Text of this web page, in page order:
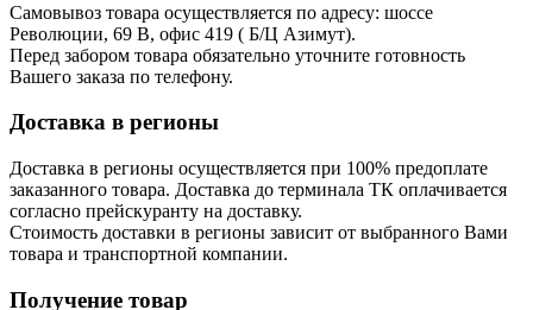
Самовывоз товара осуществляется по адресу: шоссе
Революции, 69 В, офис 419 ( Б/Ц Азимут).
Перед забором товара обязательно уточните готовность
Вашего заказа по телефону.
Доставка в регионы
Доставка в регионы осуществляется при 100% предоплате
заказанного товара. Доставка до терминала ТК оплачивается
согласно прейскуранту на доставку.
Стоимость доставки в регионы зависит от выбранного Вами
товара и транспортной компании.
Получение товар